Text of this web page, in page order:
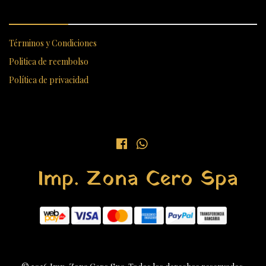
Términos y Condiciones
Politica de reembolso
Política de privacidad
Imp. Zona Cero Spa